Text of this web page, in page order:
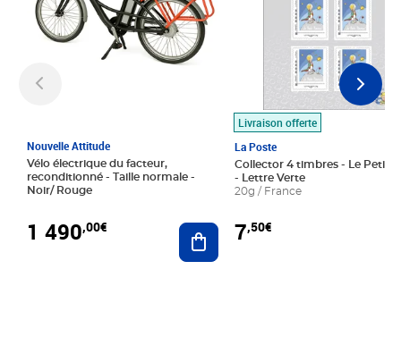
Nouvelle Attitude
Vélo électrique du facteur,
reconditionné - Taille normale -
Noir/ Rouge
1 490,00€ Ajouter au panier
Livraison offerte
La Poste
Collector 4 timbres - Le Petit
- Lettre Verte
20g / France
7,50€